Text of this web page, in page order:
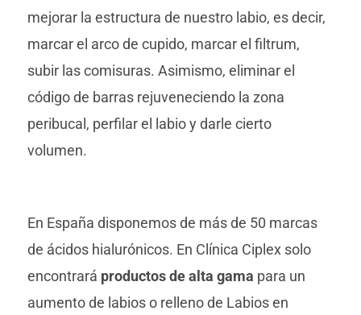
mejorar la estructura de nuestro labio, es decir,
marcar el arco de cupido, marcar el filtrum,
subir las comisuras. Asimismo, eliminar el
código de barras rejuveneciendo la zona
peribucal, perfilar el labio y darle cierto
volumen.
En España disponemos de más de 50 marcas
de ácidos hialurónicos. En Clínica Ciplex solo
encontrará productos de alta gama para un
aumento de labios o relleno de Labios en